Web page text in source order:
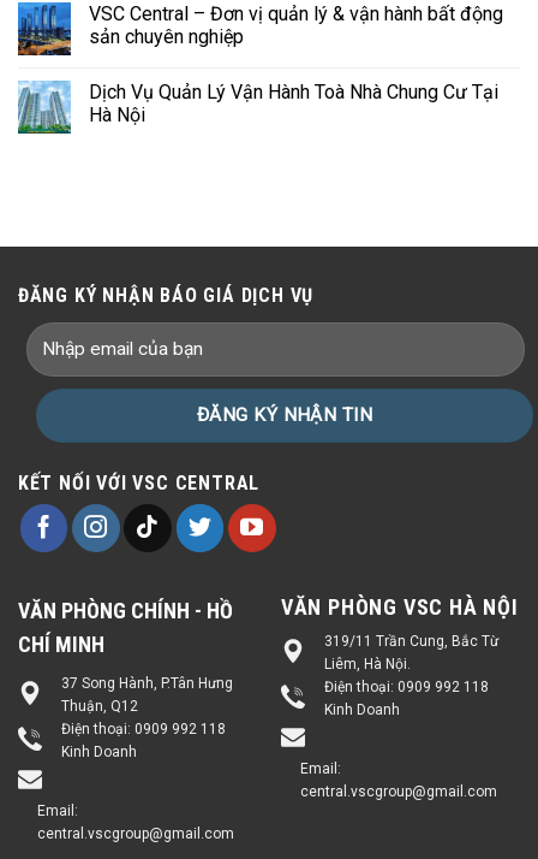
VSC Central – Đơn vị quản lý & vận hành bất động
sản chuyên nghiệp
Dịch Vụ Quản Lý Vận Hành Toà Nhà Chung Cư Tại
Hà Nội
ĐĂNG KÝ NHẬN BÁO GIÁ DỊCH VỤ
KẾT NỐI VỚI VSC CENTRAL
VĂN PHÒNG CHÍNH - HỒ
CHÍ MINH
37 Song Hành, P.Tân Hưng
Thuận, Q12
Điện thoại: 0909 992 118
Kinh Doanh
Email:
central.vscgroup@gmail.com
VĂN PHÒNG VSC HÀ NỘI
319/11 Trần Cung, Bắc Từ
Liêm, Hà Nội.
Điện thoại: 0909 992 118
Kinh Doanh
Email:
central.vscgroup@gmail.com